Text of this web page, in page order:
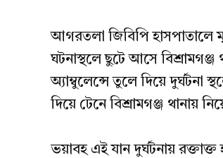
আগরতলা জিবিপি
ঘটনাস্থলে ছুটে আসে
অ্যাম্বুলেন্সে তুলে দিয়ে দুর্ঘটনা
দিয়ে টেনে বিশ্রামগঞ্জ থানায়
ভয়াবহ এই যান দুর্ঘটনায়